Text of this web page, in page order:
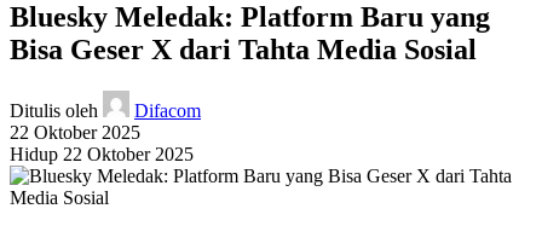
Bluesky Meledak: Platform Baru yang
Bisa Geser X dari Tahta Media Sosial
Ditulis oleh
Difacom
22 Oktober 2025
Hidup 22 Oktober 2025